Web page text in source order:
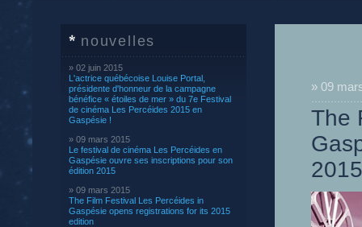
nouvelles
» 02 juin 2015
L'actrice québécoise Louise Portal,
présidente d'honneur de la campagne
bénéfice « étoiles de mer » du 7e Festival
de cinéma Les Percéides 2015 en
Gaspésie !
» 09 mars 2015
Le festival de cinéma Les Percéides en
Gaspésie ouvre ses inscriptions pour son
édition 2015
» 09 mars 2015
The Film Festival Les Percéides in
Gaspésie opens registrations for its 2015
edition
» 09
The